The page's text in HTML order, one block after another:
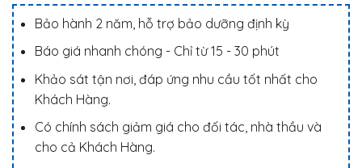
Bảo hành 2 năm, hỗ trợ bảo dưỡng định kỳ
Báo giá nhanh chóng - Chỉ từ 15 - 30 phút
Khảo sát tận nơi, đáp ứng nhu cầu tốt nhất cho
Khách Hàng.
Có chính sách giảm giá cho đối tác, nhà thầu và
cho cả Khách Hàng.